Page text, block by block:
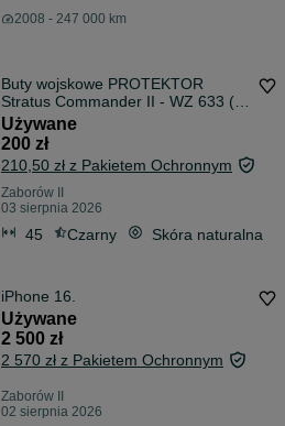
2008 - 247 000 km
Buty wojskowe PROTEKTOR
Stratus Commander II - WZ 633 (
Używane
200 zł
210,50 zł z Pakietem Ochronnym
Zaborów II
03 sierpnia 2026
45 Czarny Skóra naturalna
iPhone 16.
Używane
2 500 zł
2 570 zł z Pakietem Ochronnym
Zaborów II
02 sierpnia 2026